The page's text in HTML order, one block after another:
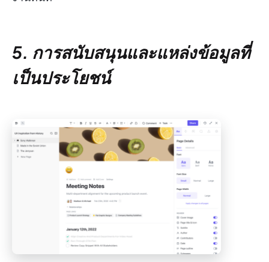
5. การสนับสนุนและแหล่งข้อมูลที่
เป็นประโยชน์